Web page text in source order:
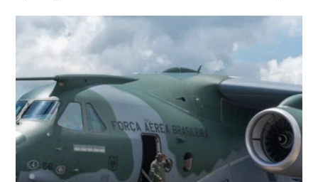
retirou mais de 1,1 mil pessoas, tendo encerrado a
primeira fase da maior operação já realizada pelo país
em uma zona de conflito. “É a maior operação de
retirada de brasileiros de uma …